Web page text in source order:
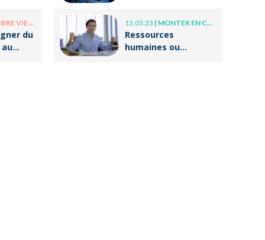
/ VIE PERSO
du
ses écrits
professionnels ?
13.03.23 | MONTER EN COMPÉTENCE
Ressources
humaines ou